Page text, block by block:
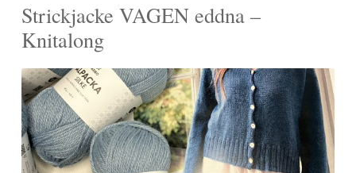
Strickjacke VAGEN eddna –
Knitalong